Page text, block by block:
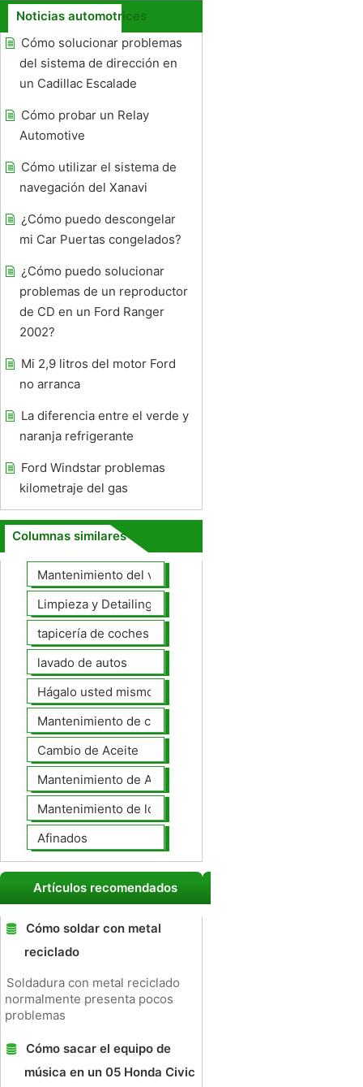
Noticias automotrices
Cómo solucionar problemas
del sistema de dirección en
un Cadillac Escalade
Cómo probar un Relay
Automotive
Cómo utilizar el sistema de
navegación del Xanavi
¿Cómo puedo descongelar
mi Car Puertas congelados?
¿Cómo puedo solucionar
problemas de un reproductor
de CD en un Ford Ranger
2002?
Mi 2,9 litros del motor Ford
no arranca
La diferencia entre el verde y
naranja refrigerante
Ford Windstar problemas
kilometraje del gas
Columnas similares
Mantenimiento del vehículo
Limpieza y Detailing
tapicería de coches
lavado de autos
Hágalo usted mismo Mantenimiento de Automotores
Mantenimiento de coches General
Cambio de Aceite
Mantenimiento de Automotores Profesional
Mantenimiento de los neumáticos
Afinados
Artículos recomendados
Cómo soldar con metal
reciclado
Soldadura con metal reciclado
normalmente presenta pocos
problemas
Cómo sacar el equipo de
música en un 05 Honda Civic